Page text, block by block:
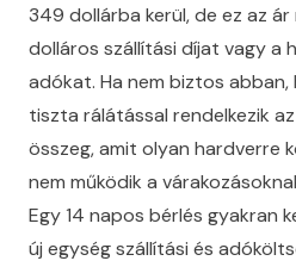
349 dollárba kerül, de ez az
dolláros szállítási díjat vagy a
adókat. Ha nem biztos
tiszta rálátással rendelkezik
összeg, amit olyan hardverre
nem működik a
Egy 14 napos bérlés gyakran
új egység szállítási és